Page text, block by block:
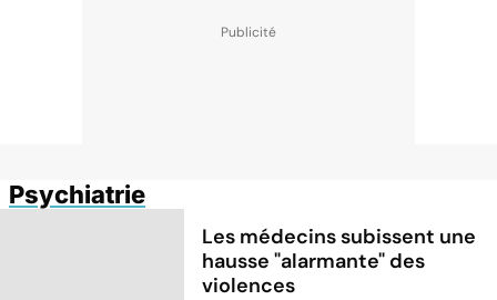
Psychiatrie
Les médecins subissent une
hausse "alarmante" des
violences